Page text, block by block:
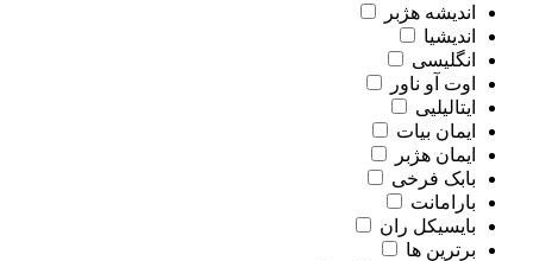
اندیشه هژبر
اندیشیا
انگلیسی
اوت آو ناور
ایتالیلیی
ایمان بیات
ایمان هژبر
بابک فرخی
بارامانت
بایسیکل ران
برترین ها